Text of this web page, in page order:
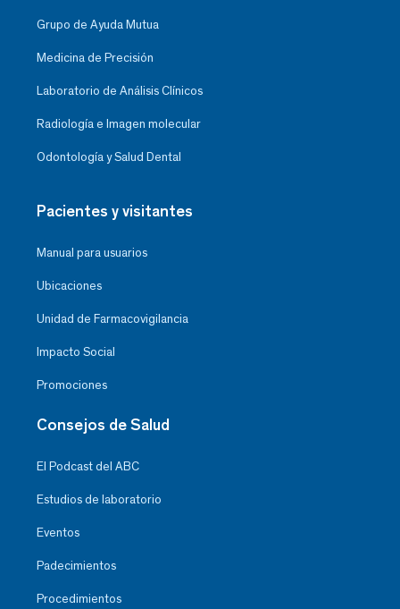
Grupo de Ayuda Mutua
Medicina de Precisión
Laboratorio de Análisis Clínicos
Radiología e Imagen molecular
Odontología y Salud Dental
Pacientes y visitantes
Manual para usuarios
Ubicaciones
Unidad de Farmacovigilancia
Impacto Social
Promociones
Consejos de Salud
El Podcast del ABC
Estudios de laboratorio
Eventos
Padecimientos
Procedimientos